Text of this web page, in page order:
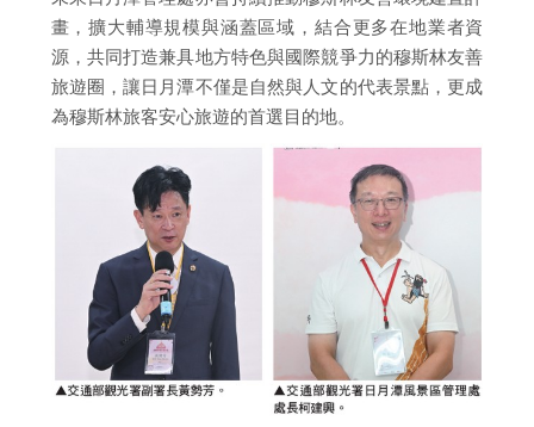
畫，擴大輔導規模與涵蓋區域，結合更多在地業者資
源，共同打造兼具地方特色與國際競爭力的穆斯林友善
旅遊圈，讓日月潭不僅是自然與人文的代表景點，更成
為穆斯林旅客安心旅遊的首選目的地。